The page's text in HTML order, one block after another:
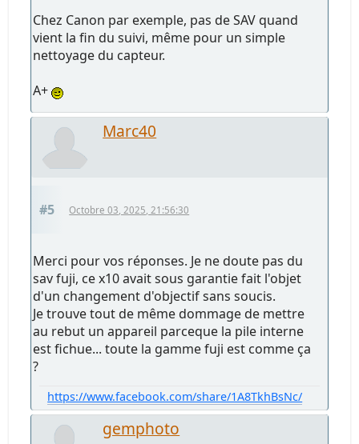
Chez Canon par exemple, pas de SAV quand
vient la fin du suivi, même pour un simple
nettoyage du capteur.
A+
Marc40
#5 Octobre 03, 2025, 21:56:30
Merci pour vos réponses. Je ne doute pas du
sav fuji, ce x10 avait sous garantie fait l'objet
d'un changement d'objectif sans soucis.
Je trouve tout de même dommage de mettre
au rebut un appareil parceque la pile interne
est fichue... toute la gamme fuji est comme ça
?
https://www.facebook.com/share/1A8TkhBsNc/
gemphoto